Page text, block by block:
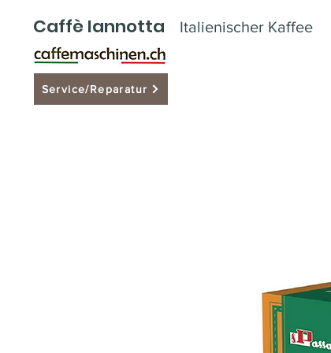
Caffè Iannotta Italienischer Kaffee
Service/Reparatur